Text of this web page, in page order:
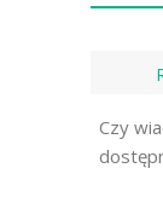
Czy